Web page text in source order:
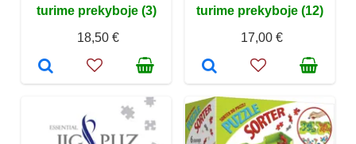
turime prekyboje (3)
18,50 €
turime prekyboje (12)
17,00 €